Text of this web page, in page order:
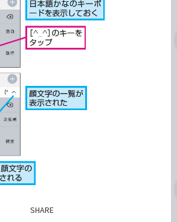
SHARE